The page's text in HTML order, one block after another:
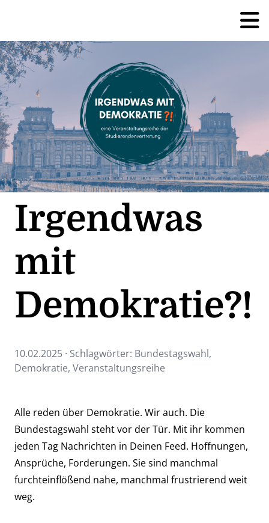
Irgendwas
mit
Demokratie?!
10.02.2025 · Schlagwörter: Bundestagswahl,
Demokratie, Veranstaltungsreihe
Alle reden über Demokratie. Wir auch. Die
Bundestagswahl steht vor der Tür. Mit ihr kommen
jeden Tag Nachrichten in Deinen Feed. Hoffnungen,
Ansprüche, Forderungen. Sie sind manchmal
furchteinflößend nahe, manchmal frustrierend weit
weg.